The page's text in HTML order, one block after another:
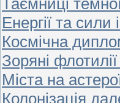
Енергії та сили
Космічна
Зоряні
Міста на
Колонізація